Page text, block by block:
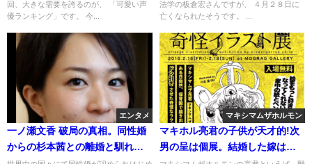
回、大きな需要を誇るのが、 「可愛い声
優ランキング」です。 今...
法学の板倉宏さんですが、 ４月２８日に
亡くなられたそうです。 ...
エンタメ
一ノ瀬文香 破局の真相。同性婚
からの杉本茜との離婚と馴れ初
マキシマムザホルモン
マキホル亮君の子供が天才的!次
男の呈は個展。結婚した嫁は誰?